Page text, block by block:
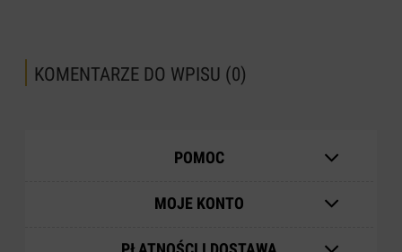
KOMENTARZE DO WPISU (0)
POMOC
MOJE KONTO